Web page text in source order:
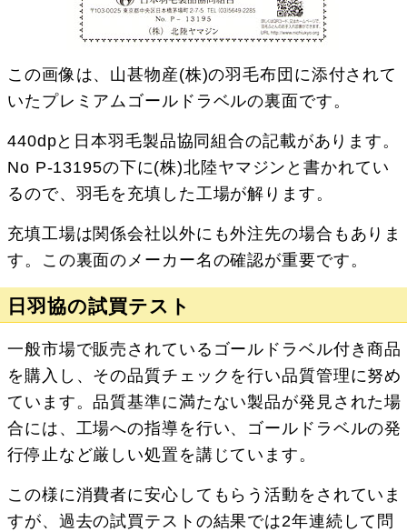
この画像は、山甚物産(株)の羽毛布団に添付されて
いたプレミアムゴールドラベルの裏面です。
440dpと日本羽毛製品協同組合の記載があります。
No P-13195の下に(株)北陸ヤマジンと書かれてい
るので、羽毛を充填した工場が解ります。
充填工場は関係会社以外にも外注先の場合もありま
す。この裏面のメーカー名の確認が重要です。
日羽協の試買テスト
一般市場で販売されているゴールドラベル付き商品
を購入し、その品質チェックを行い品質管理に努め
ています。品質基準に満たない製品が発見された場
合には、工場への指導を行い、ゴールドラベルの発
行停止など厳しい処置を講じています。
この様に消費者に安心してもらう活動をされていま
すが、過去の試買テストの結果では2年連続して問